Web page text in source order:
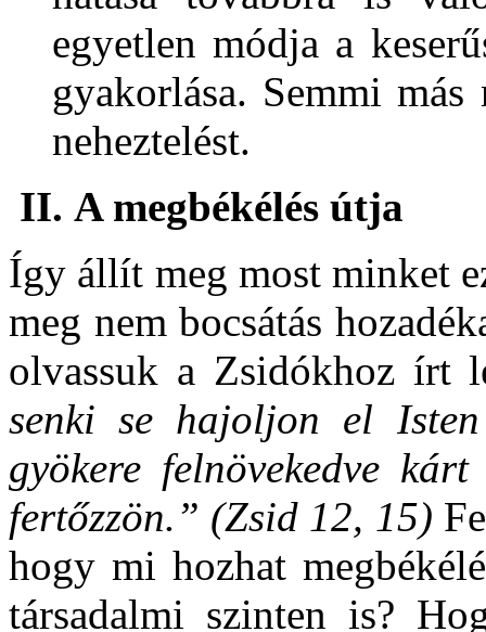
egyetlen módja a
gyakorlása. Semmi
neheztelést.
II. A megbékélés útja
Így állít meg most minket
meg nem bocsátás
olvassuk a Zsidókhoz írt
senki se hajoljon el Isten
gyökere felnövekedve
fertőzzön.” (Zsid 12, 15)
hogy mi hozhat
társadalmi szinten is?